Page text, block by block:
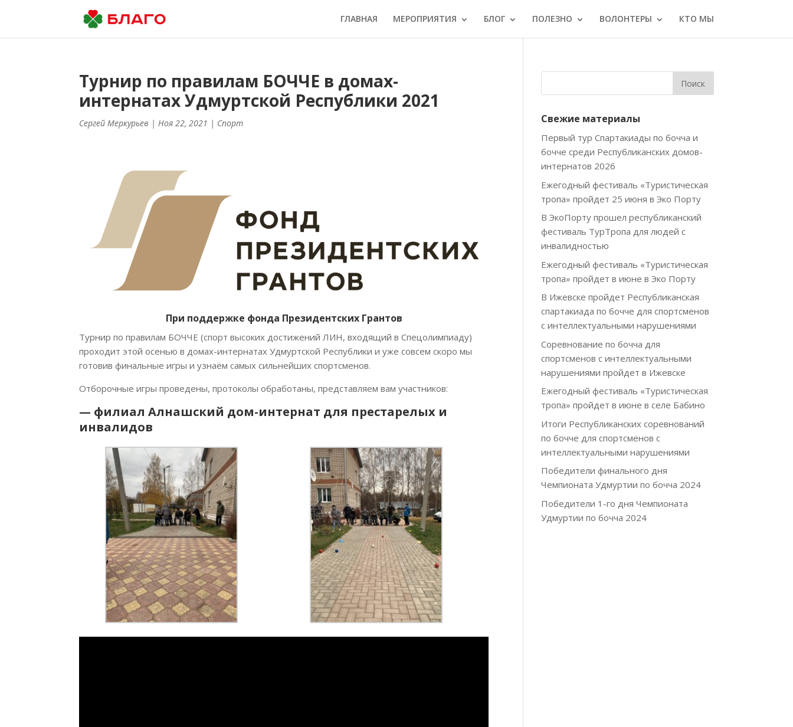
ГЛАВНАЯ МЕРОПРИЯТИЯ БЛОГ ПОЛЕЗНО ВОЛОНТЕРЫ КТО МЫ
Турнир по правилам БОЧЧЕ в домах-
интернатах Удмуртской Республики 2021
Сергей Меркурьев | Ноя 22, 2021 | Спорт
При поддержке фонда Президентских Грантов
Турнир по правилам БОЧЧЕ (спорт высоких достижений ЛИН, входящий в Спецолимпиаду)
проходит этой осенью в домах-интернатах Удмуртской Республики и уже совсем скоро мы
готовив финальные игры и узнаём самых сильнейших спортсменов.
Отборочные игры проведены, протоколы обработаны, представляем вам участников:
— филиал Алнашский дом-интернат для престарелых и
инвалидов
Свежие материалы
Первый тур Спартакиады по бочча и
бочче среди Республиканских домов-
интернатов 2026
Ежегодный фестиваль «Туристическая
тропа» пройдет 25 июня в Эко Порту
В ЭкоПорту прошел республиканский
фестиваль ТурТропа для людей с
инвалидностью
Ежегодный фестиваль «Туристическая
тропа» пройдет в июне в Эко Порту
В Ижевске пройдет Республиканская
спартакиада по бочче для спортсменов
с интеллектуальными нарушениями
Соревнование по бочча для
спортсменов с интеллектуальными
нарушениями пройдет в Ижевске
Ежегодный фестиваль «Туристическая
тропа» пройдет в июне в селе Бабино
Итоги Республиканских соревнований
по бочче для спортсменов с
интеллектуальными нарушениями
Победители финального дня
Чемпионата Удмуртии по бочча 2024
Победители 1-го дня Чемпионата
Удмуртии по бочча 2024